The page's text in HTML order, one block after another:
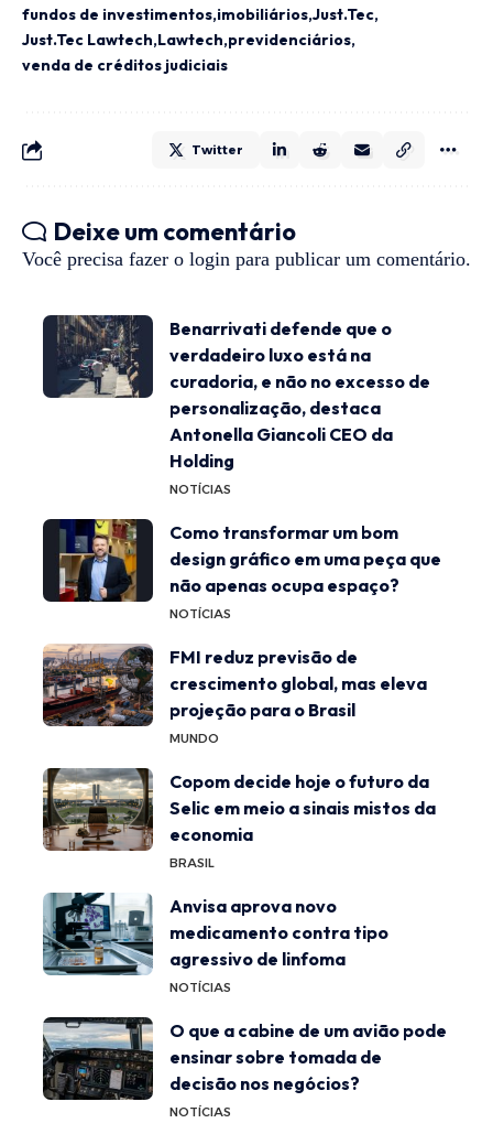
fundos de investimentos imobiliários Just.Tec
Just.Tec Lawtech Lawtech previdenciários
venda de créditos judiciais
Twitter
Deixe um comentário
Você precisa fazer o login para publicar um comentário.
Benarrivati defende que o
verdadeiro luxo está na
curadoria, e não no excesso de
personalização, destaca
Antonella Giancoli CEO da
Holding
NOTÍCIAS
Como transformar um bom
design gráfico em uma peça que
não apenas ocupa espaço?
NOTÍCIAS
FMI reduz previsão de
crescimento global, mas eleva
projeção para o Brasil
MUNDO
Copom decide hoje o futuro da
Selic em meio a sinais mistos da
economia
BRASIL
Anvisa aprova novo
medicamento contra tipo
agressivo de linfoma
NOTÍCIAS
O que a cabine de um avião pode
ensinar sobre tomada de
decisão nos negócios?
NOTÍCIAS